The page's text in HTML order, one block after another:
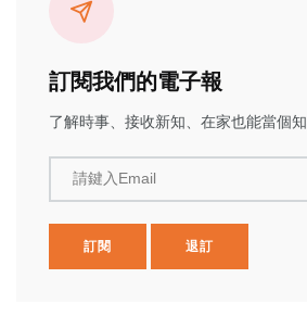
訂閱我們的電子報
了解時事、接收新知、在家也能當個知
請鍵入Email
訂閱 退訂